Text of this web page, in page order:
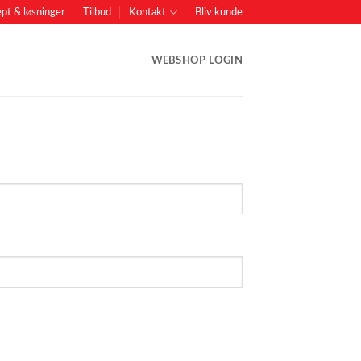
& løsninger Tilbud Kontakt Bliv kunde
WEBSHOP LOGIN